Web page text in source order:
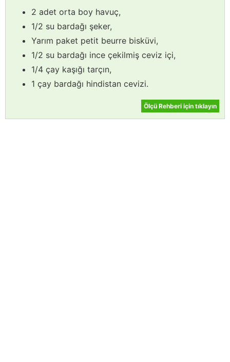
2 adet orta boy havuç,
1/2 su bardağı şeker,
Yarım paket petit beurre bisküvi,
1/2 su bardağı ince çekilmiş ceviz içi,
1/4 çay kaşığı tarçın,
1 çay bardağı hindistan cevizi.
Ölçü Rehberi için tıklayın